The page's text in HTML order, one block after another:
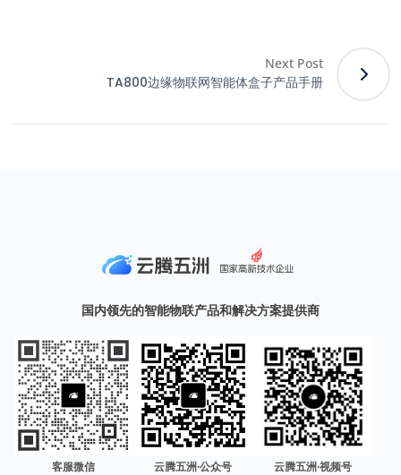
Next Post
TA800边缘物联网智能体盒子产品手册
国内领先的智能物联产品和解决方案提供商
客服微信 云腾五洲·公众号 云腾五洲·视频号